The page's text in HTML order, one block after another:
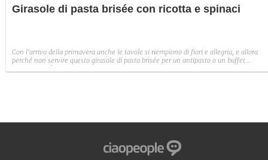
Girasole di pasta brisée con ricotta e spinaci
Con l'arrivo della primavera anche le tavole si riempiono di fiori e allegria, e allora
perché non servire questo girasole di pasta brisée per un antipasto o un buffet